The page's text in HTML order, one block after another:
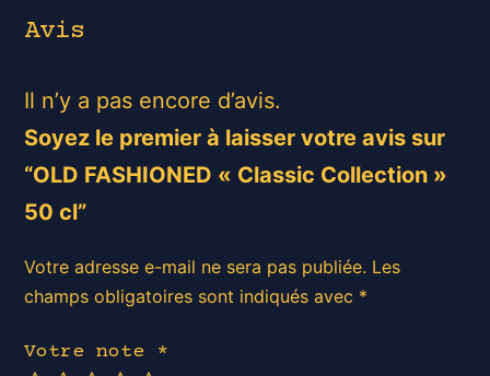
Avis
Il n’y a pas encore d’avis.
Soyez le premier à laisser votre avis sur
“OLD FASHIONED « Classic Collection »
50 cl”
Votre adresse e-mail ne sera pas publiée. Les
champs obligatoires sont indiqués avec *
Votre note *